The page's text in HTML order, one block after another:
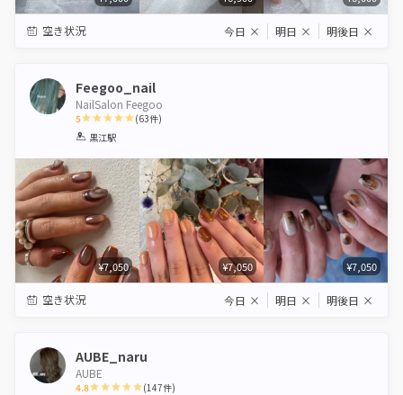
空き状況 今日 × 明日 × 明後日 ×
Feegoo_nail
NailSalon Feegoo
5
1 2 3 4
(63件)
黒江駅
¥7,050 ¥7,050 ¥7,050
空き状況 今日 × 明日 × 明後日 ×
AUBE_naru
AUBE
4.8 (147件)